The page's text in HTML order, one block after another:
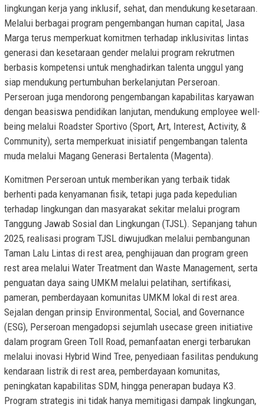
lingkungan kerja yang inklusif, sehat, dan mendukung kesetaraan.
Melalui berbagai program pengembangan human capital, Jasa
Marga terus memperkuat komitmen terhadap inklusivitas lintas
generasi dan kesetaraan gender melalui program rekrutmen
berbasis kompetensi untuk menghadirkan talenta unggul yang
siap mendukung pertumbuhan berkelanjutan Perseroan.
Perseroan juga mendorong pengembangan kapabilitas karyawan
dengan beasiswa pendidikan lanjutan, mendukung employee well-
being melalui Roadster Sportivo (Sport, Art, Interest, Activity, &
Community), serta memperkuat inisiatif pengembangan talenta
muda melalui Magang Generasi Bertalenta (Magenta).
Komitmen Perseroan untuk memberikan yang terbaik tidak
berhenti pada kenyamanan fisik, tetapi juga pada kepedulian
terhadap lingkungan dan masyarakat sekitar melalui program
Tanggung Jawab Sosial dan Lingkungan (TJSL). Sepanjang tahun
2025, realisasi program TJSL diwujudkan melalui pembangunan
Taman Lalu Lintas di rest area, penghijauan dan program green
rest area melalui Water Treatment dan Waste Management, serta
penguatan daya saing UMKM melalui pelatihan, sertifikasi,
pameran, pemberdayaan komunitas UMKM lokal di rest area.
Sejalan dengan prinsip Environmental, Social, and Governance
(ESG), Perseroan mengadopsi sejumlah usecase green initiative
dalam program Green Toll Road, pemanfaatan energi terbarukan
melalui inovasi Hybrid Wind Tree, penyediaan fasilitas pendukung
kendaraan listrik di rest area, pemberdayaan komunitas,
peningkatan kapabilitas SDM, hingga penerapan budaya K3.
Program strategis ini tidak hanya memitigasi dampak lingkungan,